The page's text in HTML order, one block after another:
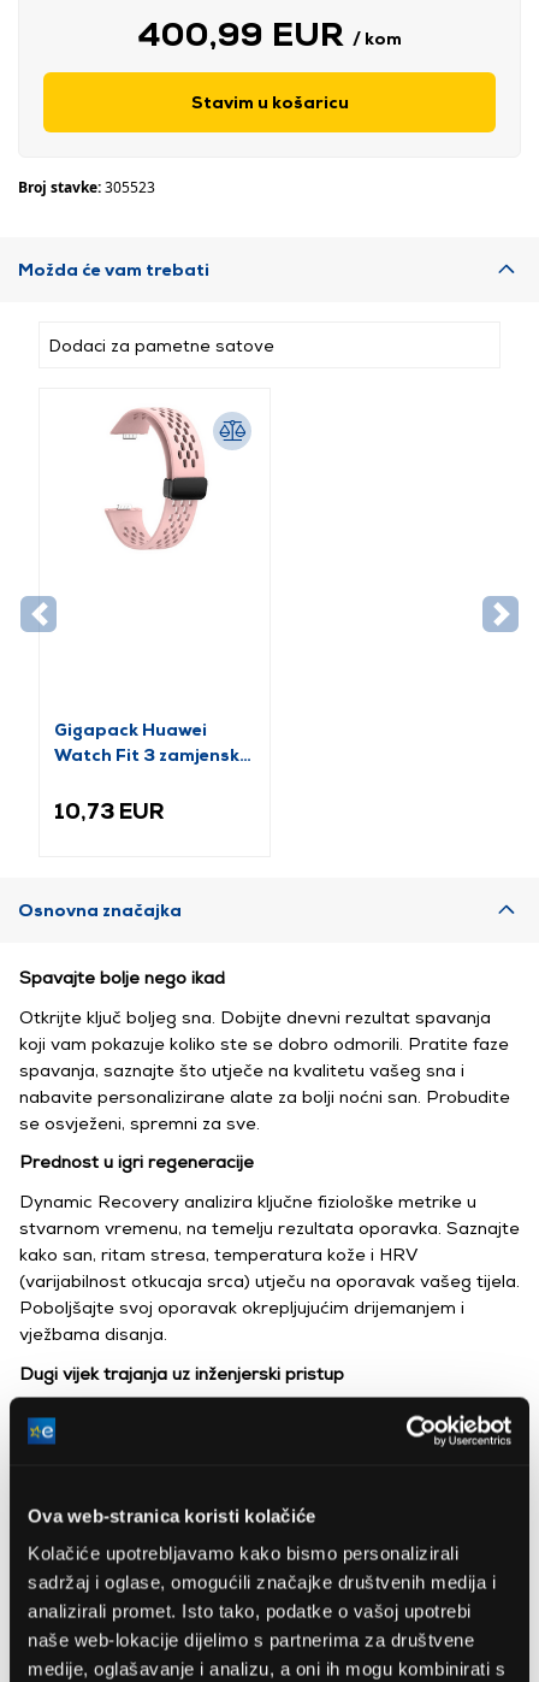
Ova web-stranica koristi kolačiće
Kolačiće upotrebljavamo kako bismo personalizirali
sadržaj i oglase, omogućili značajke društvenih medija i
analizirali promet. Isto tako, podatke o vašoj upotrebi
naše web-lokacije dijelimo s partnerima za društvene
medije, oglašavanje i analizu, a oni ih mogu kombinirati s
400,99 EUR / kom
Stavim u košaricu
Broj stavke:305523
Možda će vam trebati
Dodaci za pametne satove
Gigapack Huawei
Watch Fit 3 zamjenski
159416)
10,73 EUR
Osnovna značajka
Spavajte bolje nego ikad
Otkrijte ključ boljeg sna. Dobijte dnevni rezultat spavanja
koji vam pokazuje koliko ste se dobro odmorili. Pratite faze
spavanja, saznajte što utječe na kvalitetu vašeg sna i
nabavite personalizirane alate za bolji noćni san. Probudite
se osvježeni, spremni za sve.
Prednost u igri regeneracije
Dynamic Recovery analizira ključne fiziološke metrike u
stvarnom vremenu, na temelju rezultata oporavka. Saznajte
kako san, ritam stresa, temperatura kože i HRV
(varijabilnost otkucaja srca) utječu na oporavak vašeg tijela.
Poboljšajte svoj oporavak okrepljujućim drijemanjem i
vježbama disanja.
Dugi vijek trajanja uz inženjerski pristup
Iskoristite Ring AIR-ove vrhunske, pasivne i proaktivne
mogućnosti praćenja zdravlja kako biste krenuli prema
AFib detekcija
Ovaj PowerPlug diskretno prati vaš srčani ritam svake noći,
otkrivajući rane znakove fibrilacije atrija (AFib). Uživajte u
besprijekornom noćnom praćenju s dnevnim izvješćima
medicinske kvalitete za potpuni mir.